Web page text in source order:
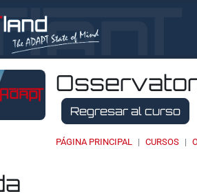
Regresar al curso
PÁGINA PRINCIPAL CURSOS